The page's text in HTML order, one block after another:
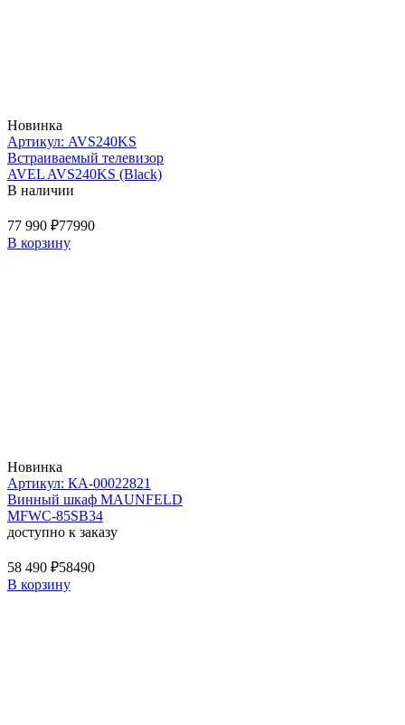
Новинка
Артикул: AVS240KS
Встраиваемый телевизор
AVEL AVS240KS (Black)
В наличии
77 990 ₽77990
В корзину
Новинка
Артикул: КА-00022821
Винный шкаф MAUNFELD
MFWC-85SB34
доступно к заказу
58 490 ₽58490
В корзину